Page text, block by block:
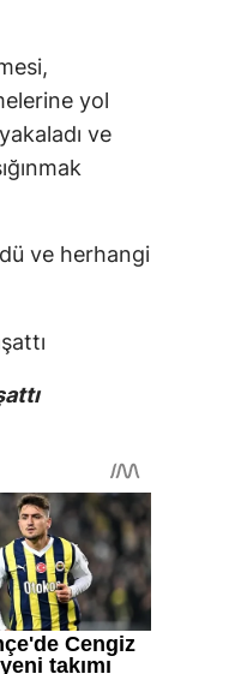
yol
ve
ve herhangi